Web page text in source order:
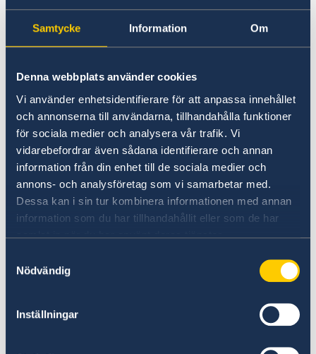
Samtycke Information Om
Denna webbplats använder cookies
Vi använder enhetsidentifierare för att anpassa innehållet
och annonserna till användarna, tillhandahålla funktioner
för sociala medier och analysera vår trafik. Vi
vidarebefordrar även sådana identifierare och annan
information från din enhet till de sociala medier och
annons- och analysföretag som vi samarbetar med.
Dessa kan i sin tur kombinera informationen med annan
information som du har tillhandahållit eller som de har
samlat in när du har använt deras tjänster.
Nödvändig
Inställningar
Generella råd till resenärer
In- och utresebestämmelser
Allmänna säkerhetsläget
Hälso- och sjukvård
Praktisk information
Advokatlista
Kontaktinformation för företag
Svenska företag i Kuba
folkbokförd i Sverige.
vårdnadshavare ansöka om förnamn och
efternamn för barnet. Ansökan ska göras på
blankett SKV 7750. Denna ansökan kan lämnas
in på passmyndigheten i samband med
passansökan. Om barnet är fött i Danmark,
Finland eller Norge ska du inte göra någon
ansökan om namn. Skatteverket registrerar då
namnet utifrån barnets födelsebevis.
Mer information om ansökan om förnamn och
Skatteverkets webbplats.
Om du vill ansökan om pass eller nationellt ID-